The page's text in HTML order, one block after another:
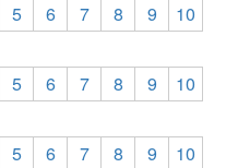
5 6 7 8 9
10
5 6 7 8 9
10
5 6 7 8 9
10